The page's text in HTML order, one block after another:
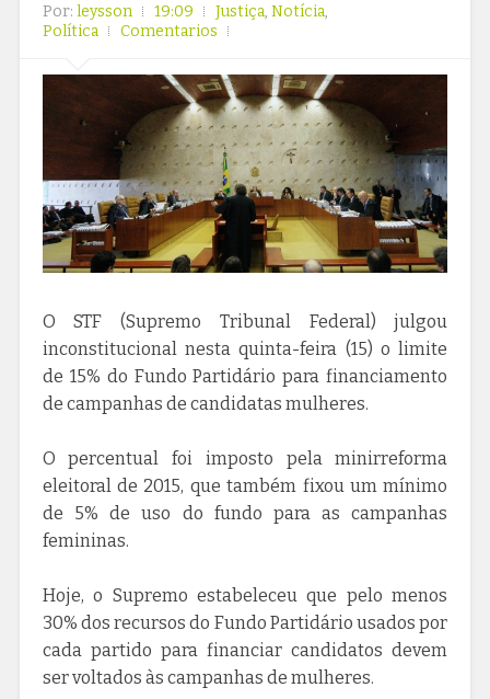
Por: leysson 19:09 Justiça, Notícia,
Política
Comentarios
O STF (Supremo Tribunal Federal) julgou
inconstitucional nesta quinta-feira (15) o limite
de 15% do Fundo Partidário para financiamento
de campanhas de candidatas mulheres.
O percentual foi imposto pela minirreforma
eleitoral de 2015, que também fixou um mínimo
de 5% de uso do fundo para as campanhas
femininas.
Hoje, o Supremo estabeleceu que pelo menos
30% dos recursos do Fundo Partidário usados por
cada partido para financiar candidatos devem
ser voltados às campanhas de mulheres.